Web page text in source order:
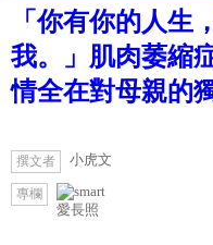
「你有你的人生
我。」肌肉萎縮
情全在對母親的
撰文者 小虎文
專欄
愛長照